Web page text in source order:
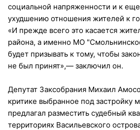
социальной напряженности и к
ухудшению отношения жителей к
«И прежде всего это касается
района, а именно МО
будет призывать к тому, чтобы
не был принят»,— заключил он.
Депутат Заксобрания Михаил
критике выбранное под застройку
предлагал разместить судебный
территориях Васильевского